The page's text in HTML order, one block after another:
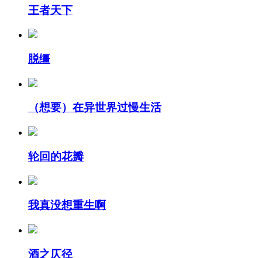
王者天下
脱缰
（想要）在异世界过慢生活
轮回的花瓣
我真没想重生啊
酒之仄径